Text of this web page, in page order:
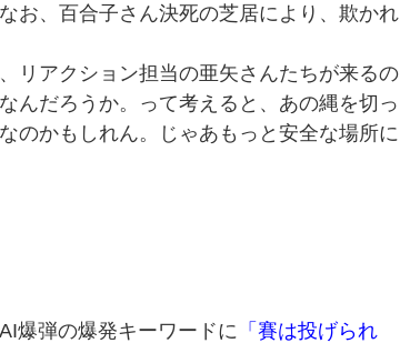
お、百合子さん決死の芝居により、欺かれ
リアクション担当の亜矢さんたちが来るの
んだろうか。って考えると、あの縄を切っ
のかもしれん。じゃあもっと安全な場所に
爆弾の爆発キーワードに 「賽は投げられ